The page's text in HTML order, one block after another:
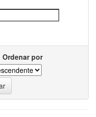
Ordenar por